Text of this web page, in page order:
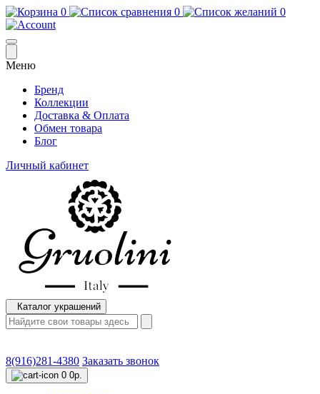
0 0 0
Меню
Бренд
Коллекции
Доставка & Оплата
Обмен товара
Блог
Личный кабинет
Каталог украшений
8(916)281-4380 Заказать звонок
0 0р.